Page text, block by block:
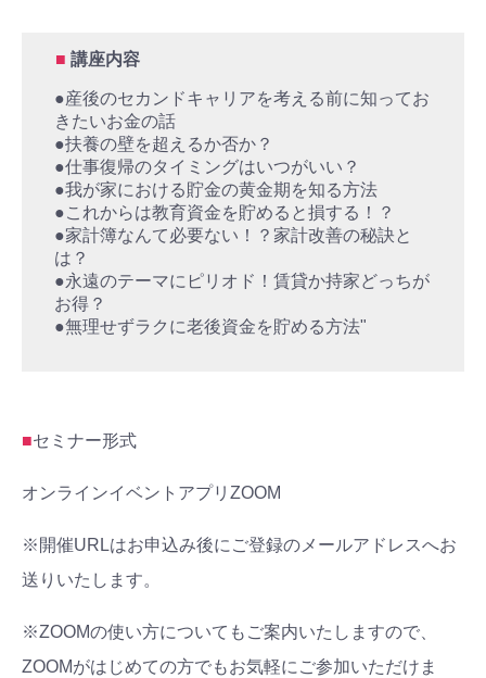
■ 講座内容
●産後のセカンドキャリアを考える前に知ってお
きたいお金の話
●扶養の壁を超えるか否か？
●仕事復帰のタイミングはいつがいい？
●我が家における貯金の黄金期を知る方法
●これからは教育資金を貯めると損する！？
●家計簿なんて必要ない！？家計改善の秘訣と
は？
●永遠のテーマにピリオド！賃貸か持家どっちが
お得？
●無理せずラクに老後資金を貯める方法"
■セミナー形式
オンラインイベントアプリZOOM
※開催URLはお申込み後にご登録のメールアドレスへお
送りいたします。
※ZOOMの使い方についてもご案内いたしますので、
ZOOMがはじめての方でもお気軽にご参加いただけま